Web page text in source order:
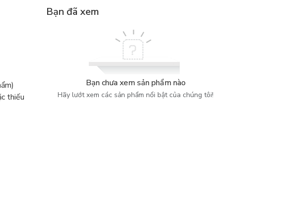
thiếu
Bạn đã xem
Bạn chưa xem sản phẩm nào
Hãy lướt xem các sản phẩm nổi bật của chúng tôi!